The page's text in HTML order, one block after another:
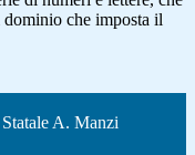
che imposta il
A. Manzi